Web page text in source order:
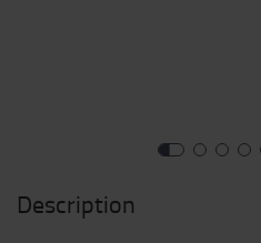
Description